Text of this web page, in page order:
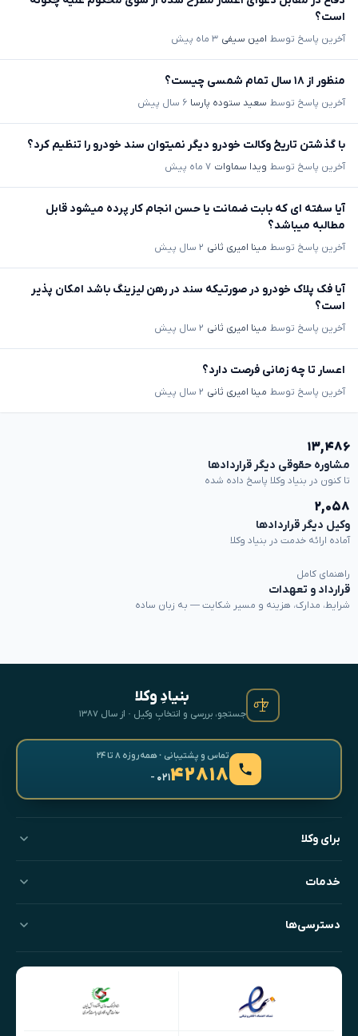
است؟
آخرین پاسخ توسط امین سیفی ۳ ماه پیش
منظور از ۱۸ سال تمام شمسی چیست؟
آخرین پاسخ توسط سعید ستوده پارسا ۶ سال پیش
با گذشتن تاریخ وکالت خودرو دیگر نمیتوان سند خودرو را تنظیم کرد؟
آخرین پاسخ توسط ویدا سماوات ۷ ماه پیش
آیا سفته ای که بابت ضمانت یا حسن انجام کار پرده میشود قابل
مطالبه میباشد؟
آخرین پاسخ توسط مینا امیری ثانی ۲ سال پیش
آیا فک پلاک خودرو در صورتیکه سند در رهن لیزینگ باشد امکان پذیر
است؟
آخرین پاسخ توسط مینا امیری ثانی ۲ سال پیش
اعسار تا چه زمانی فرصت دارد؟
آخرین پاسخ توسط مینا امیری ثانی ۲ سال پیش
۱۳,۴۸۶
مشاوره حقوقی دیگر قراردادها
تا کنون در بنیاد وکلا پاسخ داده شده
۲,۰۵۸
وکیل دیگر قراردادها
آماده ارائه خدمت در بنیاد وکلا
راهنمای کامل
قرارداد و تعهدات
شرایط، مدارک، هزینه و مسیر شکایت — به زبان ساده
بنیادِ وکلا
جستجو، بررسی و انتخابِ وکیل · از سال ۱۳۸۷
تماس و پشتیبانی · همه‌روزه ۸ تا ۲۴
۴۲۸۱۸- ۰۲۱
برای وکلا
خدمات
دسترسی‌ها